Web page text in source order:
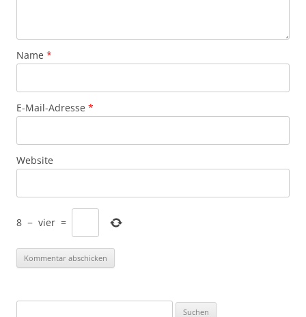
Name *
E-Mail-Adresse *
Website
8 − vier =